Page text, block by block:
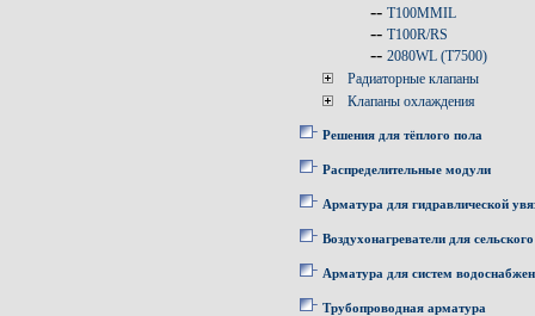
-- T100MMIL
-- T100R/RS
-- 2080WL (T7500)
Радиаторные клапаны
Клапаны охлаждения
Решения для тёплого пола
Распределительные модули
Арматура для гидравлической
Воздухонагреватели для
Арматура для систем
Трубопроводная арматура